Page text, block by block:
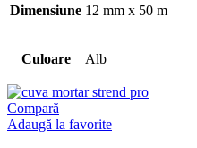
Dimensiune 12 mm x 50 m
Culoare Alb
Compară
Adaugă la favorite